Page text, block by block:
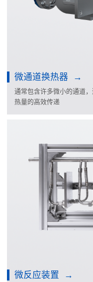
微通道换热器
通常包含许多微小的通道
热量的高效传递
微反应装置